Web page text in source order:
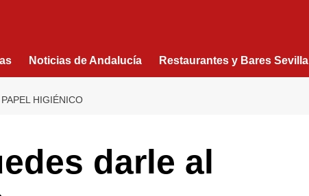
Noticias de Andalucía Restaurantes y Bares Sevilla
HIGIÉNICO
darle al